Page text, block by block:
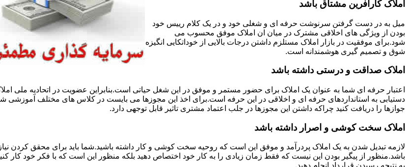
املاک کارآفرین مشتاق باشد
میل به در دست گرفتن سرنوشت حرفه ای و شغلی خود و در یک کلام رییس خود
بودن از ویژگی های اخلاقی مشترک در میان ان املاک موفق محسوب می
شود.برای موفقیت در بازار املاک مستلزم داشتن درجات بالایی از خوداتکایی انگیزه
شوق و تصمیم گیری هوشمندانه است.
املاک صداقت و درستی داشته باشد
اعتبار حرفه ای شما به عنوان یک املاک برای حضور مستمر و موفق در این شغل حیاتی است.بنابراین عضویت در اتحادیه ملی
دستیابی به استانداردهای حرفه ای و اخلاقی در این حرفه است.برای اخذ این مجوزها می بایست در کلاس های مختلف آموزشی
جوازها را دریافت کنید چراکه داشتن این مجوزها در جلب اعتماد مشتری تاثیر قابل توجهی دارد.
املاک سخت کوشی و اصرار داشته باشد
لازمه تبدیل شدن به یک املاک پردرآمد و موفق این است که روحیه سخت کوشی و کار داشته باشید.شما باید برای محقق کردن
باشد.منظور از پیگیر بودن این نیست که فقط زمان زیادی را به کار خود اختصاص دهید بلکه منظور این است که با فکر خود کار